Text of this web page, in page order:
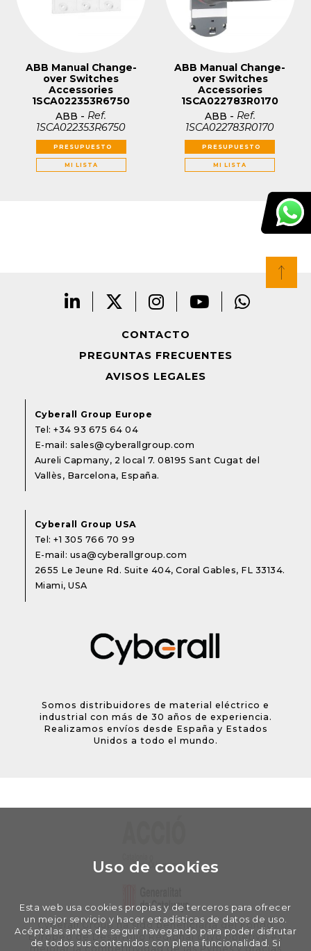
ABB Manual Change-
over Switches
Accessories
1SCA022353R6750
ABB - Ref.
1SCA022353R6750
PRESUPUESTO
MI LISTA
ABB Manual Change-
over Switches
Accessories
1SCA022783R0170
ABB - Ref.
1SCA022783R0170
PRESUPUESTO
MI LISTA
CONTACTO
PREGUNTAS FRECUENTES
AVISOS LEGALES
Cyberall Group Europe
Tel:+34 93 675 64 04
E-mail: sales@cyberallgroup.com
Aureli Capmany, 2 local 7. 08195 Sant Cugat del
Vallès, Barcelona, España.
Cyberall Group USA
Tel:+1 305 766 70 99
E-mail: usa@cyberallgroup.com
2655 Le Jeune Rd. Suite 404, Coral Gables, FL 33134.
Miami, USA
Somos distribuidores de material eléctrico e
industrial con más de 30 años de experiencia.
Realizamos envíos desde España y Estados
Unidos a todo el mundo.
Cyberall Group ha sido beneficiaria del Fondo
Europeo de Desarrollo Regional cuyo objetivo es
mejorar la competitividad de las Pymes y gracias
Uso de cookies
Esta web usa cookies propias y de terceros para ofrecer
un mejor servicio y hacer estadísticas de datos de uso.
Acéptalas antes de seguir navegando para poder disfrutar
de todos sus contenidos con plena funcionalidad. Si